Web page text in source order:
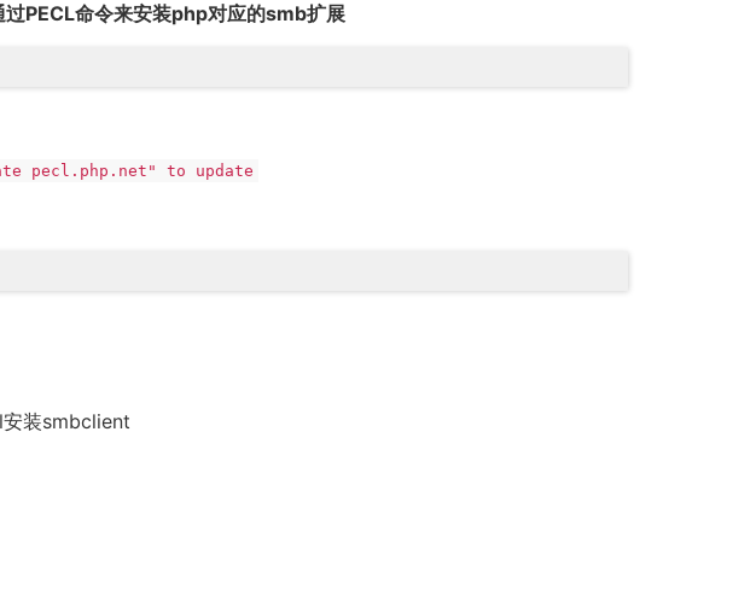
PECL命令来安装php对应的smb扩展
pecl.php.net" to update
装smbclient